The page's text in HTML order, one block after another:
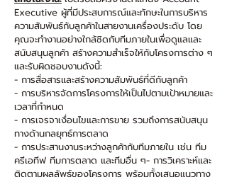
Executive ผู้ที่มีประสบการณ์และทักษะในการบริหาร
ความสัมพันธ์กับลูกค้าในสายงานเครื่องประดับ โดย
คุณจะทำงานอย่างใกล้ชิดกับทีมภายในเพื่อดูแลและ
สนับสนุนลูกค้า สร้างความสำเร็จให้กับโครงการต่าง ๆ
และรับผิดชอบงานดังนี้:
- การสื่อสารและสร้างความสัมพันธ์ที่ดีกับลูกค้า
- การบริหารจัดการโครงการให้เป็นไปตามเป้าหมายและ
เวลาที่กำหนด
- การเจรจาเงื่อนไขและการขาย รวมถึงการสนับสนุน
ทางด้านกลยุทธ์การตลาด
- การประสานงานระหว่างลูกค้ากับทีมภายใน เช่น ทีม
ครีเอทีฟ ทีมการตลาด และทีมอื่น ๆ- การวิเคราะห์และ
ติดตามผลลัพธ์ของโครงการ พร้อมทั้งเสนอแนวทาง